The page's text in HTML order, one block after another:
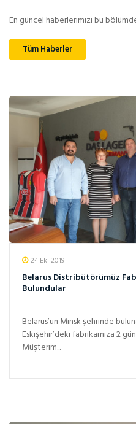
En güncel haberlerimizi bu
Tüm Haberler
24 Eki 2019
Belarus Distribütörümüz
Bulundular
Belarus’un Minsk şehrinde
Eskişehir’deki fabrikamıza 2
Müşterim...